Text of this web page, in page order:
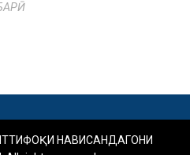
ИТТИФОҚИ НАВИСАНДАГОНИ